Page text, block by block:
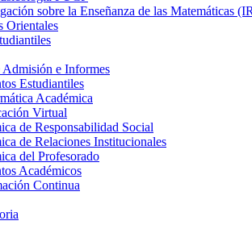
sobre la Enseñanza de las Matemáticas
Orientales
e Informes
Estudiantiles
Académica
Virtual
de Responsabilidad Social
de Relaciones Institucionales
del Profesorado
Académicos
Continua